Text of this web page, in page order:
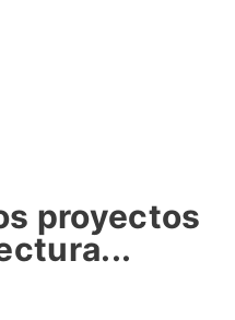
proyectos